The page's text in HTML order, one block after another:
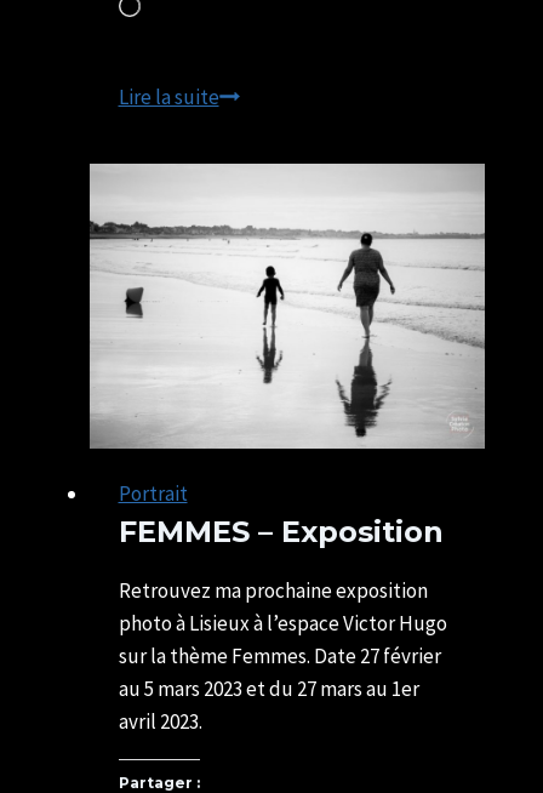
Chargement…
Lire la suiteProfitez
beau
!
Portrait
FEMMES – Exposition
CHATELAIS
Retrouvez ma prochaine exposition
photo à Lisieux à l’espace Victor Hugo
sur la thème Femmes. Date 27 février
au 5 mars 2023 et du 27 mars au 1er
avril 2023.
Partager :